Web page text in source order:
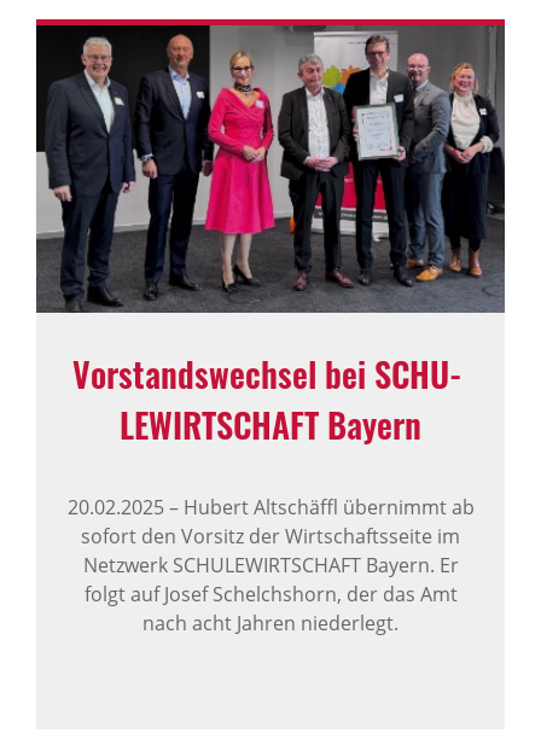
Vorstands­wechsel bei SCHU­
LE­WIRT­SCHAFT Bayern
20.02.2025–Hubert Altschäffl übernimmt ab
sofort den Vorsitz der Wirtschaftsseite im
Netzwerk SCHULEWIRTSCHAFT Bayern. Er
folgt auf Josef Schelchshorn, der das Amt
nach acht Jahren niederlegt.